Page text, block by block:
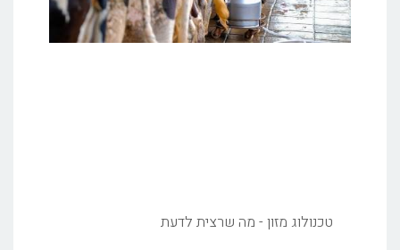
טכנולוג מזון - מה שרצית לדעת